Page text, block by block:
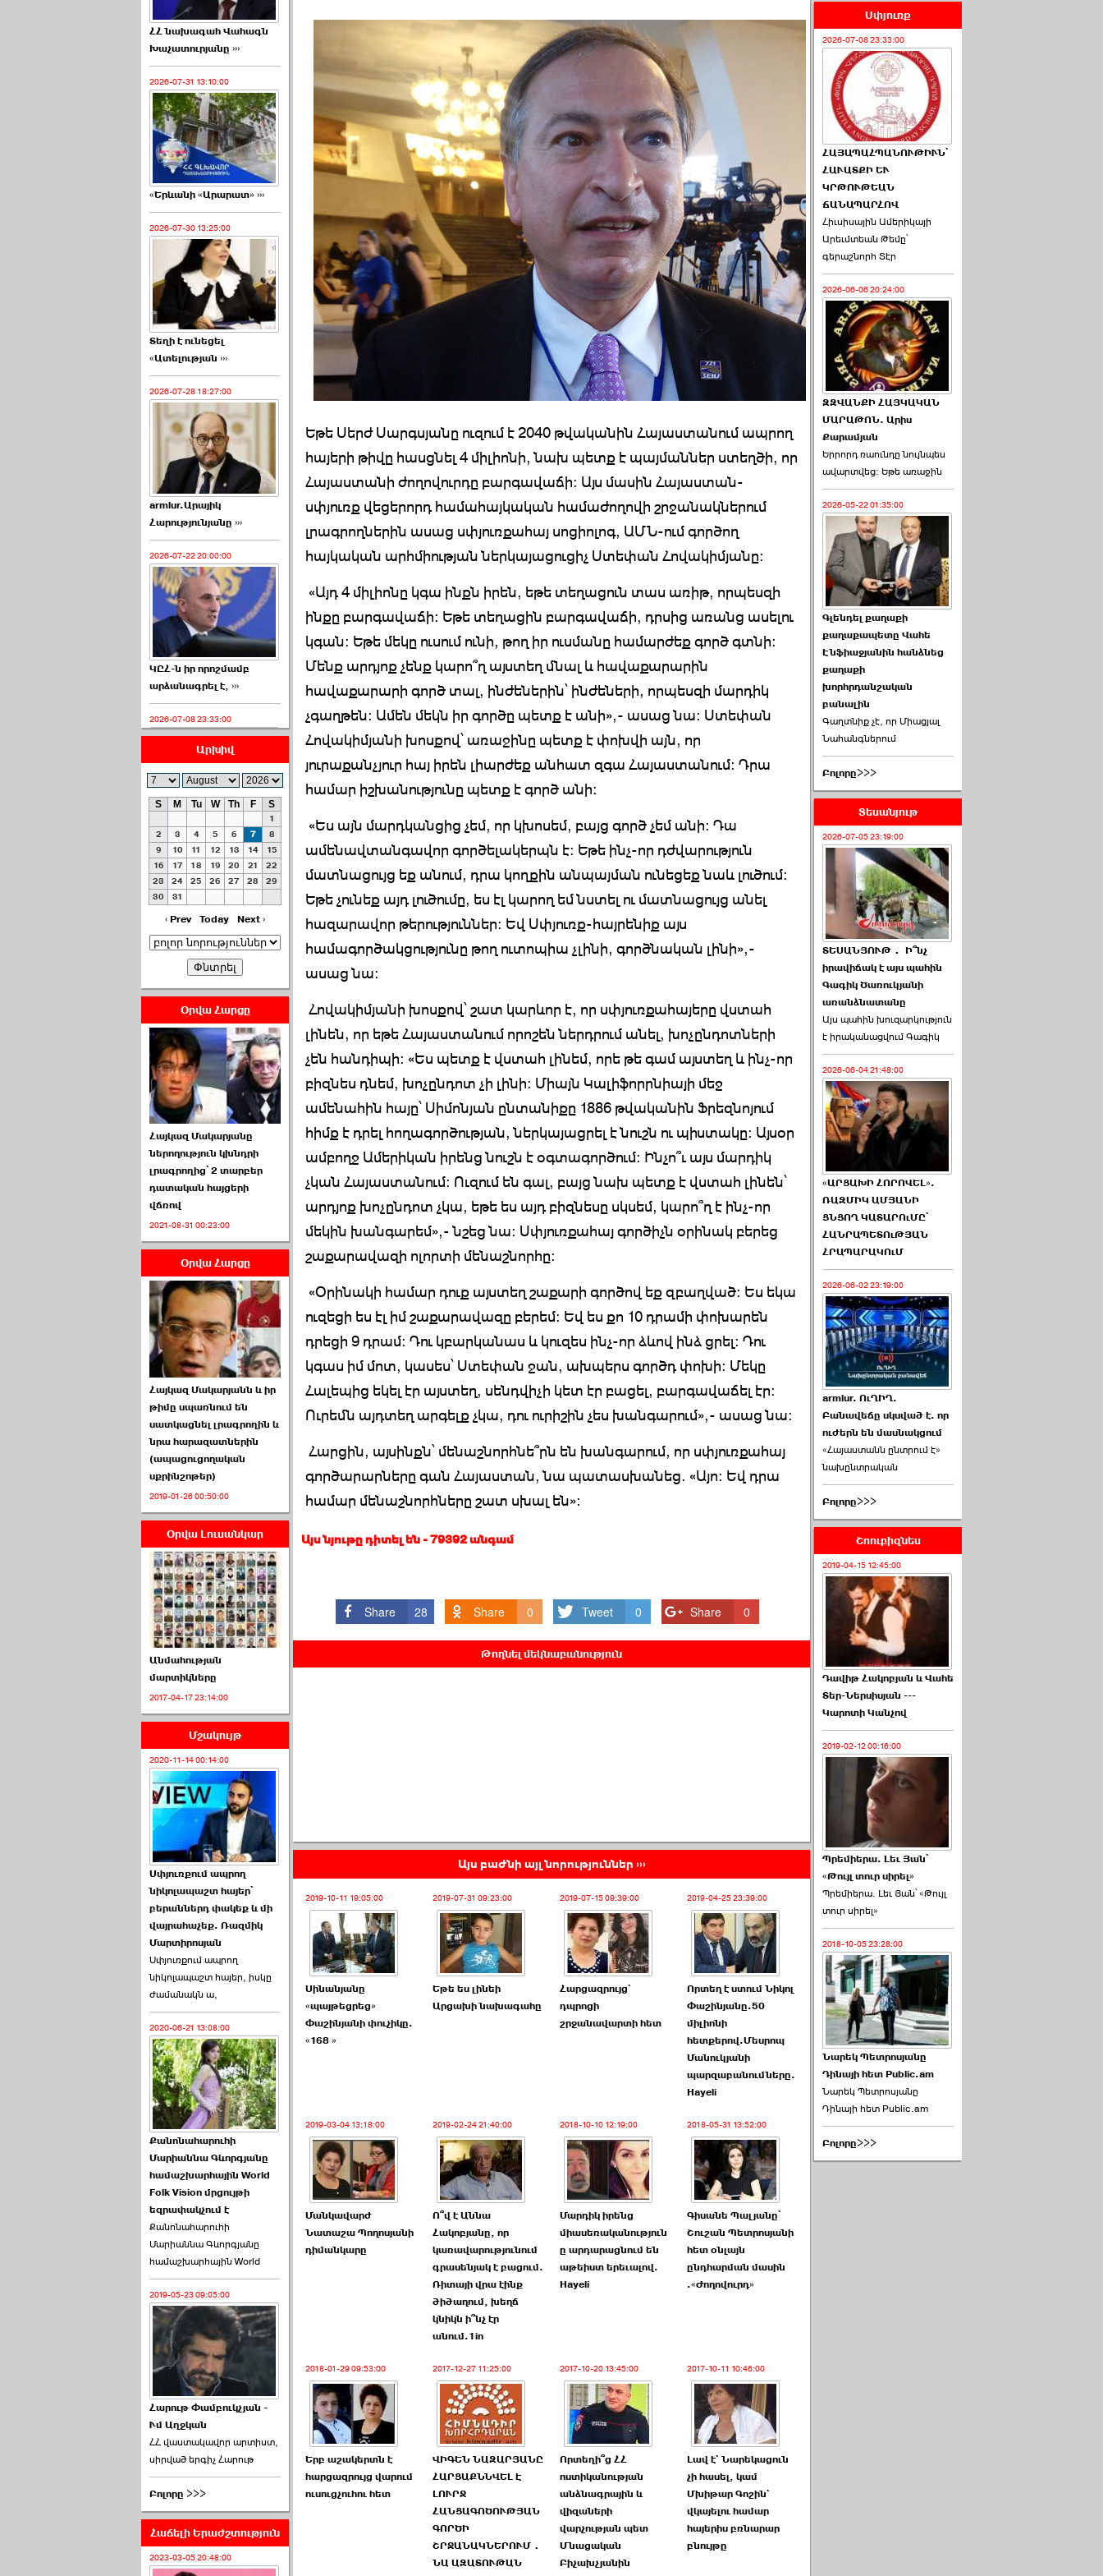
ՀՀ նախագահ Վահագն
Խաչատուրյանը ›››
2026-07-31 13:10:00
«Երևանի «Արարատ» ›››
2026-07-30 13:25:00
Տեղի է ունեցել
«Ատելության ›››
2026-07-28 18:27:00
armlur.Արայիկ
Հարությունյանը ›››
2026-07-22 20:00:00
ԿԸՀ-ն իր որոշմամբ
արձանագրել է, ›››
2026-07-08 23:33:00
ՀԱՅԱՊԱՀՊԱՆՈՒԹԻՒՆ՝
ՀԱՒԱՏՔԻ ԵՒ
ԿՐԹՈՒԹԵԱՆ
ՃԱՆԱՊԱՐՀՈՎ ›››
2026-07-06 06:50:00
Ամենաշատը էսօրվանից
էի վախենում.Նիկոլայ
Եղիազարյան ›››
2026-07-05 23:19:00
ՏԵՍԱՆՅՈՒԹ․ Ի՞նչ
իրավիճակ է այս ›››
2026-07-04 10:40:00
Սահմանադրական
դատարանը մերժեց ›››
2026-07-02 00:39:00
ՈՒՂԻՂ․ ԱԺ-ն
Կառավարության ›››
2026-07-01 00:52:00
ՍԴ-ն հուլիսի 1-ին
կհեռանա ›››
2026-07-01 00:08:00
Աննա Վարդապետյանն
ուղերձ է հղել ›››
2026-06-25 23:21:00
Պաշտոնակռիվը սկսված
է. «Հրապարակ» ›››
2026-06-25 17:13:00
ԱԺ նախագահի
թեկնածու է ընտրվել
Ռուբեն Ռուբինյանը ›››
2026-06-23 21:28:00
«Ժողովուրդ»-ը
հերթական ›››
2026-06-21 23:00:00
armlur.ՔՊ-ի ներսում
սպասում են ›››
Արխիվ
S M Tu W Th F S
1
2
3 4 5 6 7
8
9
10 11 12 13 14
15
16
17 18 19 20 21
22
23
24 25 26 27 28
29
30
31
‹ Prev Today Next ›
Օրվա Հարցը
Հայկազ Մակարյանը
ներողություն կխնդրի
լրագրողից՝ 2 տարբեր
դատական հայցերի
վճռով
2021-08-31 00:23:00
Օրվա Հարցը
Հայկազ Մակարյանն և իր
թիմը սպառնում են
սատկացնել լրագրողին և
նրա հարազատներին
(ապացուցողական
սքրինշոթեր)
2019-01-26 00:50:00
Օրվա Լուսանկար
Անմահության
մարտիկները
2017-04-17 23:14:00
Մշակույթ
2020-11-14 00:14:00
Սփյուռքում ապրող
նիկոլապաշտ հայեր՝
բերաններդ փակեք և մի
վայրահաչեք. Ռազմիկ
Մարտիրոսյան
Սփյուռքում ապրող
նիկոլապաշտ հայեր, իսկը
ժամանակն ա,
2020-06-21 13:08:00
Քանոնահարուհի
Մարիաննա Գևորգյանը
համաշխարհային World
Folk Vision մրցույթի
եզրափակչում է
Քանոնահարուհի
Մարիաննա Գևորգյանը
համաշխարհային World
2019-05-23 09:05:00
Հարութ Փամբուկչյան -
Ւմ Աղջկան
ՀՀ վաստակավոր արտիստ,
սիրված երգիչ Հարութ
Բոլորը >>>
Հաճելի Երաժշտություն
2023-03-05 20:48:00
Եթե Սերժ Սարգսյանը ուզում է 2040 թվականին Հայաստանում ապրող
հայերի թիվը հասցնել 4 միլիոնի, նախ պետք է պայմաններ ստեղծի, որ
Հայաստանի ժողովուրդը բարգավաճի: Այս մասին Հայաստան-
սփյուռք վեցերորդ համահայկական համաժողովի շրջանակներում
լրագրողներին ասաց սփյուռքահայ սոցիոլոգ, ԱՄՆ-ում գործող
հայկական արհմիության ներկայացուցիչ Ստեփան Հովակիմյանը:
«Այդ 4 միլիոնը կգա ինքն իրեն, եթե տեղացուն տաս առիթ, որպեսզի
ինքը բարգավաճի: Եթե տեղացին բարգավաճի, դրսից առանց ասելու
կգան: Եթե մեկը ուսում ունի, թող իր ուսմանը համարժեք գործ գտնի:
Մենք արդյոք չենք կարո՞ղ այստեղ մնալ և հավաքարարին
հավաքարարի գործ տալ, ինժեներին՝ ինժեների, որպեսզի մարդիկ
չգաղթեն: Ամեն մեկն իր գործը պետք է անի»,- ասաց նա: Ստեփան
Հովակիմյանի խոսքով՝ առաջինը պետք է փոխվի այն, որ
յուրաքանչյուր հայ իրեն լիարժեք անհատ զգա Հայաստանում: Դրա
համար իշխանությունը պետք է գործ անի:
«Ես այն մարդկանցից չեմ, որ կխոսեմ, բայց գործ չեմ անի: Դա
ամենավտանգավոր գործելակերպն է: Եթե ինչ-որ դժվարություն
մատնացույց եք անում, դրա կողքին անպայման ունեցեք նաև լուծում:
Եթե չունեք այդ լուծումը, ես էլ կարող եմ նստել ու մատնացույց անել
հազարավոր թերություններ: Եվ Սփյուռք-հայրենիք այս
համագործակցությունը թող ուտոպիա չլինի, գործնական լինի»,-
ասաց նա:
Հովակիմյանի խոսքով՝ շատ կարևոր է, որ սփյուռքահայերը վստահ
լինեն, որ եթե Հայաստանում որոշեն ներդրում անել, խոչընդոտների
չեն հանդիպի: «Ես պետք է վստահ լինեմ, որե թե գամ այստեղ և ինչ-որ
բիզնես դնեմ, խոչընդոտ չի լինի: Միայն Կալիֆորրնիայի մեջ
ամենահին հայը՝ Սիմոնյան ընտանիքը 1886 թվականին Ֆրեզնոյում
հիմք է դրել հողագործության, ներկայացրել է նուշն ու պիստակը: Այսօր
ամբողջ Ամերիկան իրենց նուշն է օգտագործում: Ինչո՞ւ այս մարդիկ
չկան Հայաստանում: Ուզում են գալ, բայց նախ պետք է վստահ լինեն՝
արդյոք խոչընդոտ չկա, եթե ես այդ բիզնեսը սկսեմ, կարո՞ղ է ինչ-որ
մեկին խանգարեմ»,- նշեց նա: Սփյուռքահայ գործիչն օրինակ բերեց
շաքարավազի ոլորտի մենաշնորհը:
«Օրինակի համար դուք այստեղ շաքարի գործով եք զբաղված: Ես եկա
ուզեցի ես էլ իմ շաքարավազը բերեմ: Եվ ես քո 10 դրամի փոխարեն
դրեցի 9 դրամ: Դու կբարկանաս և կուզես ինչ-որ ձևով ինձ ցրել: Դու
կգաս իմ մոտ, կասես՝ Ստեփան ջան, ախպերս գործդ փոխի: Մեկը
Հալեպից եկել էր այստեղ, սենդվիչի կետ էր բացել, բարգավաճել էր:
Ուրեմն այդտեղ արգելք չկա, դու ուրիշին չես խանգարում»,- ասաց նա:
Հարցին, այսինքն՝ մենաշնորհնե՞րն են խանգարում, որ սփյուռքահայ
գործարարները գան Հայաստան, նա պատասխանեց. «Այո: Եվ դրա
համար մենաշնորհները շատ սխալ են»:
Այս նյութը դիտել են - 79392 անգամ
Share 28 Share 0 Tweet 0 Share 0
Թողնել մեկնաբանություն
Այս բաժնի այլ նորություններ ›››
2019-10-11 19:05:00
Սինանյանը
«պայթեցրեց»
Փաշինյանի փուչիկը.
«168 »
2019-07-31 09:23:00
Եթե ես լինեի
Արցախի նախագահը
2019-07-15 09:39:00
Հարցազրույց`
դպրոցի
շրջանավարտի հետ
2019-04-25 23:39:00
Որտեղ է ստում Նիկոլ
Փաշինյանը.50
միլիոնի
հետքերով.Մեսրոպ
Մանուկյանի
պարզաբանումները.
Hayeli
2019-03-04 13:18:00
Մանկավարժ
Նատաշա Պողոսյանի
դիմանկարը
2019-02-24 21:40:00
Ո՞վ է Աննա
Հակոբյանը, որ
կառավարությունում
գրասենյակ է բացում.
Ռիտայի վրա էինք
ծիծաղում, խեղճ
կնիկն ի՞նչ էր
անում.1in
2018-10-10 12:19:00
Մարդիկ իրենց
միասեռականություն
ը արդարացնում են
աթեիստ երեւալով.
Hayeli
2018-05-31 13:52:00
Գիսանե Պալյանը՝
Շուշան Պետրոսյանի
հետ օնլայն
ընդհարման մասին
.«Ժողովուրդ»
2018-01-29 09:53:00
Երբ աշակերտն է
հարցազրույց վարում
ուսուցչուհու հետ
2017-12-27 11:25:00
ՎԻԳԵՆ ՆԱԶԱՐՅԱՆԸ
ՀԱՐՑԱՔՆՆՎԵԼ Է
ԼՈՒՐՋ
ՀԱՆՑԱԳՈԾՈՒԹՅԱՆ
ԳՈՐԾԻ
ՇՐՋԱՆԱԿՆԵՐՈՒՄ․
ՆԱ ԱԶԱՏՈՒԹԱՆ
2017-10-20 13:45:00
Որտեղի՞ց ՀՀ
ոստիկանության
անձնագրային և
վիզաների
վարչության պետ
Մնացական
Բիչախչյանին
2017-10-11 10:46:00
Լավ է` Նարեկացուն
չի հասել, կամ
Մխիթար Գոշին`
վկայելու համար
հայերիս բռնարար
բնույթը
Սփյուռք
2026-07-08 23:33:00
ՀԱՅԱՊԱՀՊԱՆՈՒԹԻՒՆ՝
ՀԱՒԱՏՔԻ ԵՒ
ԿՐԹՈՒԹԵԱՆ
ՃԱՆԱՊԱՐՀՈՎ
Հիւսիսային Ամերիկայի
Արեւմտեան Թեմը՝
գերաշնորհ Տէր
2026-06-06 20:24:00
ԶԶՎԱՆՔԻ ՀԱՅԿԱԿԱՆ
ՄԱՐԱԹՈՆ. Արիս
Քարամյան
Երրորդ ռաունդը նույնպես
ավարտվեց։ Եթե առաջին
2026-05-22 01:35:00
Գլենդել քաղաքի
քաղաքապետը Վահե
Էնֆիաջյանին հանձնեց
քաղաքի
խորհրդանշական
բանալին
Գաղտնիք չէ, որ Միացյալ
Նահանգներում
Բոլորը>>>
Տեսանյութ
2026-07-05 23:19:00
ՏԵՍԱՆՅՈՒԹ․ Ի՞նչ
իրավիճակ է այս պահին
Գագիկ Ծառուկյանի
առանձնատանը
Այս պահին խուզարկություն
է իրականացվում Գագիկ
2026-06-04 21:48:00
«ԱՐՑԱԽԻ ՀՈՐՈՎԵԼ».
ՌԱԶՄԻԿ ԱՄՅԱՆԻ
ՑՆՑՈՂ ԿԱՏԱՐՈւՄԸ՝
ՀԱՆՐԱՊԵՏՈւԹՅԱՆ
ՀՐԱՊԱՐԱԿՈւՄ
2026-06-02 23:19:00
armlur. ՈւՂԻՂ.
Բանավեճը սկսված է. որ
ուժերն են մասնակցում
«Հայաստանն ընտրում է»
նախընտրական
Բոլորը>>>
Շոուբիզնես
2019-04-15 12:45:00
Դավիթ Հակոբյան և Վահե
Տեր-Ներսիսյան ---
Կարոտի Կանչով
2019-02-12 00:16:00
Պրեմիերա. Լեւ Յան՝
«Թույլ տուր սիրել»
Պրեմիերա. Լեւ Յան՝ «Թույլ
տուր սիրել»
2018-10-05 23:28:00
Նարեկ Պետրոսյանը
Դինայի հետ Public.am
Նարեկ Պետրոսյանը
Դինայի հետ Public.am
Բոլորը>>>